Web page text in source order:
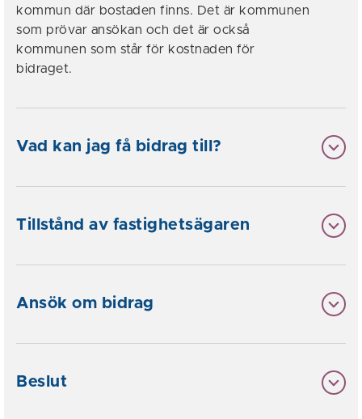
kommun där bostaden finns. Det är kommunen
som prövar ansökan och det är också
kommunen som står för kostnaden för
bidraget.
Vad kan jag få bidrag till?
Tillstånd av fastighetsägaren
Ansök om bidrag
Beslut